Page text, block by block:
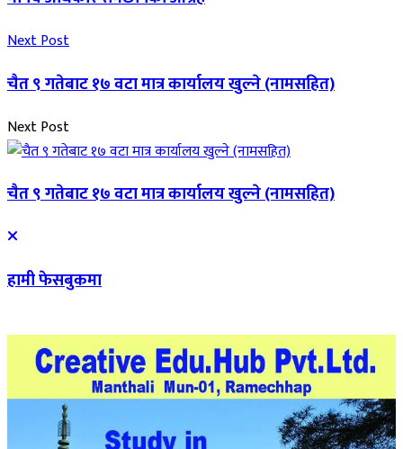
Next Post
चैत ९ गतेबाट १७ वटा मात्र कार्यालय खुल्ने (नामसहित)
Next Post
चैत ९ गतेबाट १७ वटा मात्र कार्यालय खुल्ने (नामसहित)
हामी फेसबुकमा